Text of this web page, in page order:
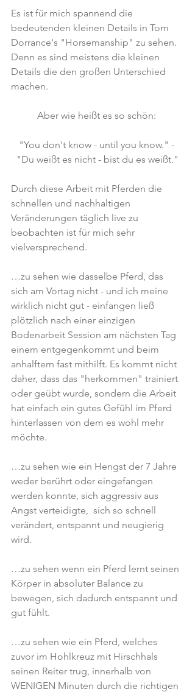
Es ist für mich spannend die
bedeutenden kleinen Details in Tom
Dorrance's "Horsemanship" zu sehen.
Denn es sind meistens die kleinen
Details die den großen Unterschied
machen.
Aber wie heißt es so schön:
"You don't know - until you know." -
"Du weißt es nicht - bist du es weißt."
Durch diese Arbeit mit Pferden die
schnellen und nachhaltigen
Veränderungen täglich live zu
beobachten ist für mich sehr
vielversprechend.
…zu sehen wie dasselbe Pferd, das
sich am Vortag nicht - und ich meine
wirklich nicht gut - einfangen ließ
plötzlich nach einer einzigen
Bodenarbeit Session am nächsten Tag
einem entgegenkommt und beim
anhalftern fast mithilft. Es kommt nicht
daher, dass das "herkommen" trainiert
oder geübt wurde, sondern die Arbeit
hat einfach ein gutes Gefühl im Pferd
hinterlassen von dem es wohl mehr
möchte.
…zu sehen wie ein Hengst der 7 Jahre
weder berührt oder eingefangen
werden konnte, sich aggressiv aus
Angst verteidigte,  sich so schnell
verändert, entspannt und neugierig
wird.
…zu sehen wenn ein Pferd lernt seinen
Körper in absoluter Balance zu
bewegen, sich dadurch entspannt und
gut fühlt.
…zu sehen wie ein Pferd, welches
zuvor im Hohlkreuz mit Hirschhals
seinen Reiter trug, innerhalb von
WENIGEN Minuten durch die richtigen